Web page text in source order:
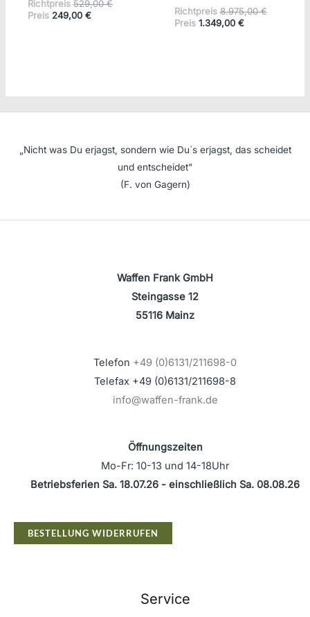
Richtpreis 529,00€Ursprünglicher
Preis 249,00 €Aktueller
Richtpreis 8.975,00€
Preis 1.349,00 €Aktueller
„Nicht was Du erjagst, sondern wie Du`s erjagst, das scheidet
und entscheidet"
(F. von Gagern)
Waffen Frank GmbH
Steingasse 12
55116 Mainz
Telefon +49 (0)6131/211698-0
Telefax +49 (0)6131/211698-8
info@waffen-frank.de
Öffnungszeiten
Mo-Fr: 10-13 und 14-18Uhr
Betriebsferien Sa. 18.07.26 - einschließlich Sa. 08.08.26
BESTELLUNG WIDERRUFEN
Service